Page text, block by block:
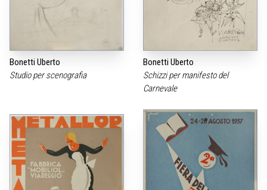
Bonetti Uberto
Studio per scenografia
Bonetti Uberto
Schizzi per manifesto del
Carnevale